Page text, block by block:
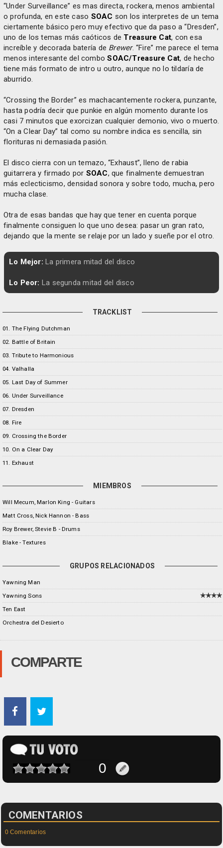
“Under Surveillance” es mas directa, rockera, menos ambiental
o profunda, en este caso SOAC son los interpretes de un tema
ciertamente básico pero muy efectivo que da paso a “Dresden”,
uno de los temas más caóticos de Treasure Cat, con esa
increíble y decorada batería de Brewer. “Fire” me parece el tema
menos interesante del comboSOAC/Treasure Cat, de hecho
tiene más formato de intro u outro, aunque no lo tildaría de
aburrido.
“Crossing the Border” es machacantemente rockera, punzante,
hasta podría decir que punkie en algún momento durante los
casi 7 minutos que exorcizan cualquier demonio, vivo o muerto.
“On a Clear Day” tal como su nombre indica es sencilla, sin
florituras ni demasiada pasión.
El disco cierra con un temazo, “Exhaust”, lleno de rabia
guitarrera y firmado por SOAC, que finalmente demuestran
más eclecticismo, densidad sonora y sobre todo, mucha, pero
mucha clase.
Otra de esas bandas que hay que tener en cuenta porque
finalmente consiguen lo que uno desea: pasar un gran rato,
dejando que la mente se relaje por un lado y sueñe por el otro.
Lo Mejor: La primera mitad del disco
Lo Peor: La segunda mitad del disco
TRACKLIST
01. The Flying Dutchman
02. Battle of Britain
03. Tribute to Harmonious
04. Valhalla
05. Last Day of Summer
06. Under Surveillance
07. Dresden
08. Fire
09. Crossing the Border
10. On a Clear Day
11. Exhaust
MIEMBROS
Will Mecum, Marlon King - Guitars
Matt Cross, Nick Hannon - Bass
Roy Brewer, Stevie B - Drums
Blake - Textures
GRUPOS RELACIONADOS
Yawning Man
Yawning Sons
Ten East
Orchestra del Desierto
COMPARTE
COMENTARIOS
0 Comentarios